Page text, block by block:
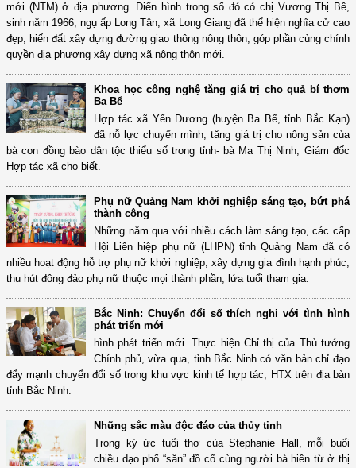
mới (NTM) ở địa phương. Điển hình trong số đó có chị Vương Thị Bề,
sinh năm 1966, ngụ ấp Long Tân, xã Long Giang đã thể hiện nghĩa cử cao
đẹp, hiến đất xây dựng đường giao thông nông thôn, góp phần cùng chính
quyền địa phương xây dựng xã nông thôn mới.
Khoa học công nghệ tăng giá trị cho quả bí thơm
Ba Bể
Hợp tác xã Yến Dương (huyện Ba Bể, tỉnh Bắc Kạn)
đã nỗ lực chuyển mình, tăng giá trị cho nông sản của
bà con đồng bào dân tộc thiểu số trong tỉnh- bà Ma Thị Ninh, Giám đốc
Hợp tác xã cho biết.
Phụ nữ Quảng Nam khởi nghiệp sáng tạo, bứt phá
thành công
Những năm qua với nhiều cách làm sáng tạo, các cấp
Hội Liên hiệp phụ nữ (LHPN) tỉnh Quảng Nam đã có
nhiều hoạt động hỗ trợ phụ nữ khởi nghiệp, xây dựng gia đình hạnh phúc,
thu hút đông đảo phụ nữ thuộc mọi thành phần, lứa tuổi tham gia.
Bắc Ninh: Chuyển đổi số thích nghi với tình hình
phát triển mới
hình phát triển mới. Thực hiện Chỉ thị của Thủ tướng
Chính phủ, vừa qua, tỉnh Bắc Ninh có văn bản chỉ đạo
đẩy mạnh chuyển đổi số trong khu vực kinh tế hợp tác, HTX trên địa bàn
tỉnh Bắc Ninh.
Những sắc màu độc đáo của thủy tinh
Trong ký ức tuổi thơ của Stephanie Hall, mỗi buổi
chiều dạo phố “săn” đồ cổ cùng người bà hiền từ ở thị